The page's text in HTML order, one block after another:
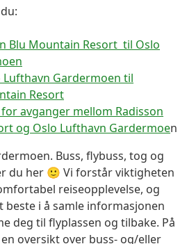
Blu Mountain Resort til Oslo
Gardermoen til
Resort
avganger mellom Radisson
og Oslo Lufthavn Gardermoen
Buss, flybuss, tog og
du her 🙂 Vi forstår viktigheten
reiseopplevelse, og
i å samle informasjonen
deg til flyplassen og tilbake. På
oversikt over buss- og/eller